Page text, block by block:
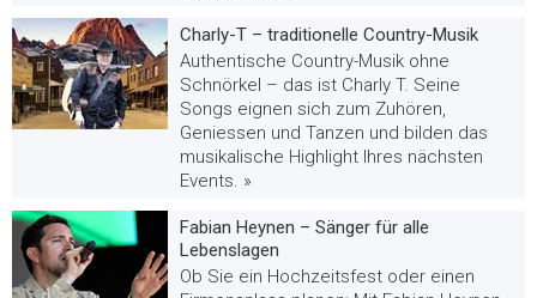
Charly-T – traditionelle Country-Musik
Authentische Country-Musik ohne
Schnörkel – das ist Charly T. Seine
Songs eignen sich zum Zuhören,
Geniessen und Tanzen und bilden das
musikalische Highlight Ihres nächsten
Events. »
Fabian Heynen – Sänger für alle
Lebenslagen
Ob Sie ein Hochzeitsfest oder einen